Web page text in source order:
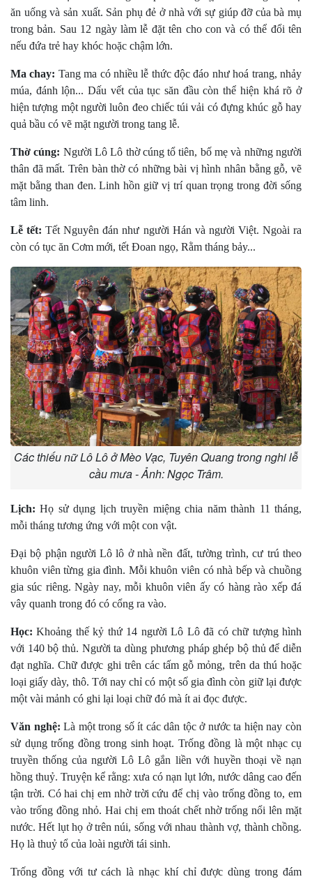
ăn uống và sản xuất. Sản phụ đẻ ở nhà với sự giúp đỡ của bà mụ
trong bản. Sau 12 ngày làm lễ đặt tên cho con và có thể đổi tên
nếu đứa trẻ hay khóc hoặc chậm lớn.
Ma chay: Tang ma có nhiều lễ thức độc đáo như hoá trang, nhảy
múa, đánh lộn... Dấu vết của tục săn đầu còn thể hiện khá rõ ở
hiện tượng một người luôn đeo chiếc túi vải có đựng khúc gỗ hay
quả bầu có vẽ mặt người trong tang lễ.
Thờ cúng: Người Lô Lô thờ cúng tổ tiên, bố mẹ và những người
thân đã mất. Trên bàn thờ có những bài vị hình nhân bằng gỗ, vẽ
mặt bằng than đen. Linh hồn giữ vị trí quan trọng trong đời sống
tâm linh.
Lễ tết: Tết Nguyên đán như người Hán và người Việt. Ngoài ra
còn có tục ăn Cơm mới, tết Ðoan ngọ, Rằm tháng bảy...
Các thiếu nữ Lô Lô ở Mèo Vạc, Tuyên Quang trong nghi lễ
cầu mưa - Ảnh: Ngọc Trâm.
Lịch: Họ sử dụng lịch truyền miệng chia năm thành 11 tháng,
mỗi tháng tương ứng với một con vật.
Ðại bộ phận người Lô lô ở nhà nền đất, tường trình, cư trú theo
khuôn viên từng gia đình. Mỗi khuôn viên có nhà bếp và chuồng
gia súc riêng. Ngày nay, mỗi khuôn viên ấy có hàng rào xếp đá
vây quanh trong đó có cổng ra vào.
Học:Khoảng thế kỷ thứ 14 người Lô Lô đã có chữ tượng hình
với 140 bộ thủ. Người ta dùng phương pháp ghép bộ thủ để diễn
đạt nghĩa. Chữ được ghi trên các tấm gỗ mỏng, trên da thú hoặc
loại giấy dày, thô. Tới nay chỉ có một số gia đình còn giữ lại được
một vài mảnh có ghi lại loại chữ đó mà ít ai đọc được.
Văn nghệ:Là một trong số ít các dân tộc ở nước ta hiện nay còn
sử dụng trống đồng trong sinh hoạt. Trống đồng là một nhạc cụ
truyền thống của người Lô Lô gắn liền với huyền thoại về nạn
hồng thuỷ. Truyện kể rằng: xưa có nạn lụt lớn, nước dâng cao đến
tận trời. Có hai chị em nhờ trời cứu để chị vào trống đồng to, em
vào trống đồng nhỏ. Hai chị em thoát chết nhờ trống nổi lên mặt
nước. Hết lụt họ ở trên núi, sống với nhau thành vợ, thành chồng.
Họ là thuỷ tổ của loài người tái sinh.
Trống đồng với tư cách là nhạc khí chỉ được dùng trong đám